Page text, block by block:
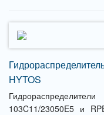
HYTOS
103C11/23050E5 и